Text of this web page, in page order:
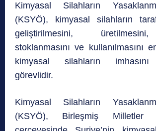
Kimyasal Silahların
(KSYÖ), kimyasal silahların
geliştirilmesini,
stoklanmasını ve kullanılmasını
kimyasal silahların
görevlidir.
Kimyasal Silahların
(KSYÖ), Birleşmiş